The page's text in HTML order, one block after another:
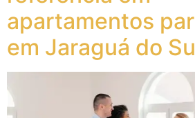
apartamentos
em Jaraguá do